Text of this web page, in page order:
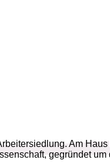
Am Haus
gegründet